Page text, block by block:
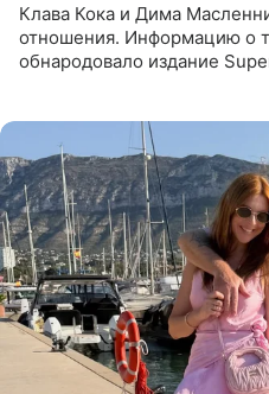
Клава Кока и Дима
отношения. Информацию о
обнародовало издание